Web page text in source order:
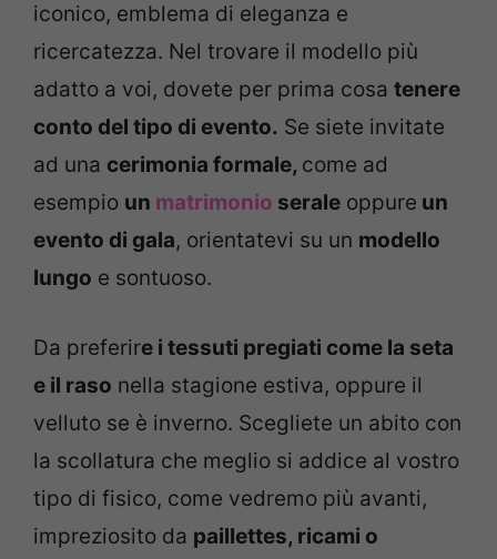
iconico, emblema di eleganza e
ricercatezza. Nel trovare il modello più
adatto a voi, dovete per prima cosa tenere
conto del tipo di evento. Se siete invitate
ad una cerimonia formale, come ad
esempio un matrimonio serale oppure un
evento di gala, orientatevi su un modello
lungo e sontuoso.
Da preferire i tessuti pregiati come la seta
e il raso nella stagione estiva, oppure il
velluto se è inverno. Scegliete un abito con
la scollatura che meglio si addice al vostro
tipo di fisico, come vedremo più avanti,
impreziosito da paillettes, ricami o